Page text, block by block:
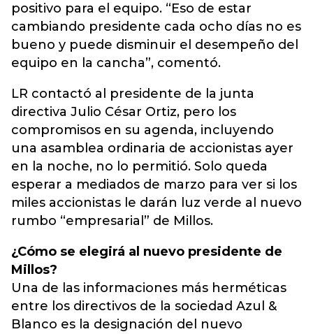
positivo para el equipo. “Eso de estar
cambiando presidente cada ocho días no es
bueno y puede disminuir el desempeño del
equipo en la cancha”, comentó.
LR contactó al presidente de la junta
directiva Julio César Ortiz, pero los
compromisos en su agenda, incluyendo
una asamblea ordinaria de accionistas ayer
en la noche, no lo permitió. Solo queda
esperar a mediados de marzo para ver si los
miles accionistas le darán luz verde al nuevo
rumbo “empresarial” de Millos.
¿Cómo se elegirá al nuevo presidente de
Millos?
Una de las informaciones más herméticas
entre los directivos de la sociedad Azul &
Blanco es la designación del nuevo